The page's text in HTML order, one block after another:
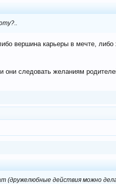
вершина карьеры в мечте,
следовать желаниям
(дружелюбные действия можно